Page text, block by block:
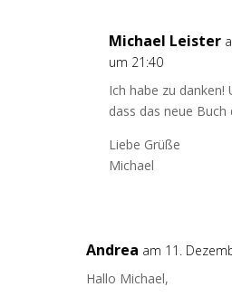
Michael Leister
um 21:40
Ich habe zu danken!
dass das neue
Liebe Grüße
Michael
Andrea am 11.
Hallo Michael,